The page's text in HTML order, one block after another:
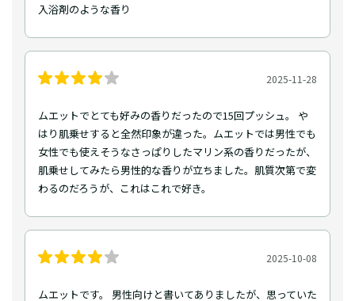
入浴剤のような香り
2025-11-28
ムエットでとても好みの香りだったので15回プッシュ。 や
はり肌乗せすると全然印象が違った。ムエットでは男性でも
女性でも使えそうなさっぱりしたマリン系の香りだったが、
肌乗せしてみたら男性的な香りが立ちました。肌質次第で変
わるのだろうが、これはこれで好き。
2025-10-08
ムエットです。 男性向けと書いてありましたが、思っていた